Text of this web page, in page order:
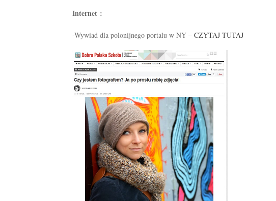
Internet :
-Wywiad dla polonijnego portalu w NY – CZYTAJ TUTAJ